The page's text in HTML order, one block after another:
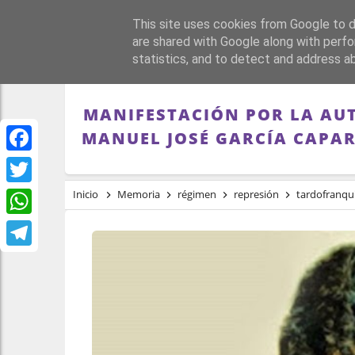
Facebook
Twitter
WhatsApp
PORTADA
MANIFESTACIÓN POR LA
MANUEL JOSÉ GARCÍA
Inicio Memoria régimen represión
This site uses cookies from Google to
are shared with Google along with
statistics, and to detect and address